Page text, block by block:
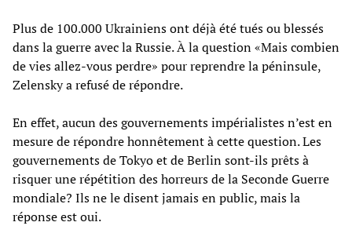
Plus de 100.000 Ukrainiens ont déjà été tués ou blessés
dans la guerre avec la Russie. À la question «Mais combien
de vies allez-vous perdre» pour reprendre la péninsule,
Zelensky a refusé de répondre.
En effet, aucun des gouvernements impérialistes n’est en
mesure de répondre honnêtement à cette question. Les
gouvernements de Tokyo et de Berlin sont-ils prêts à
risquer une répétition des horreurs de la Seconde Guerre
mondiale? Ils ne le disent jamais en public, mais la
réponse est oui.